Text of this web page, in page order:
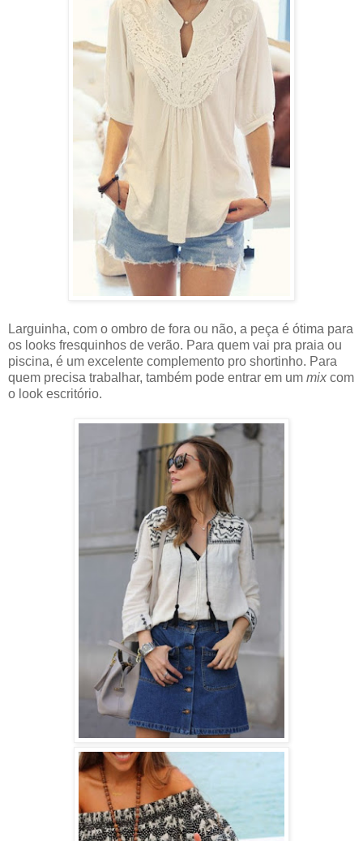
Larguinha, com o ombro de fora ou não, a peça é ótima para
os looks fresquinhos de verão. Para quem vai pra praia ou
piscina, é um excelente complemento pro shortinho. Para
quem precisa trabalhar, também pode entrar em um mix com
o look escritório.